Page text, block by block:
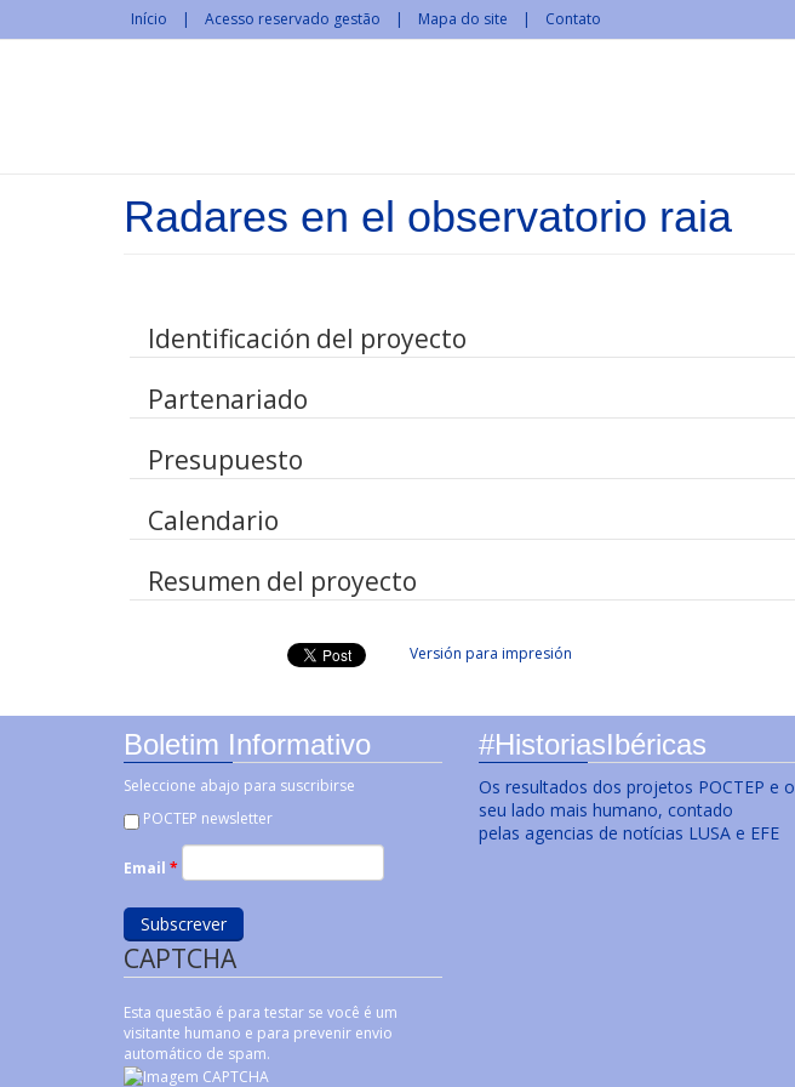
Passar para o conteúdo principal
Início Acesso reservado gestão Mapa do site Contato
Radares en el observatorio raia
Identificación del proyecto
Partenariado
Presupuesto
Calendario
Resumen del proyecto
Versión para impresión
Boletim Informativo
Seleccione abajo para suscribirse
POCTEP newsletter
Email *
CAPTCHA
Esta questão é para testar se você é um
visitante humano e para prevenir envio
automático de spam.
#HistoriasIbéricas
Os resultados dos projetos POCTEP e o
seu lado mais humano, contado
pelas agencias de notícias LUSA e EFE